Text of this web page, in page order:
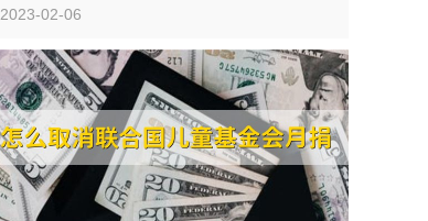
2023-02-06